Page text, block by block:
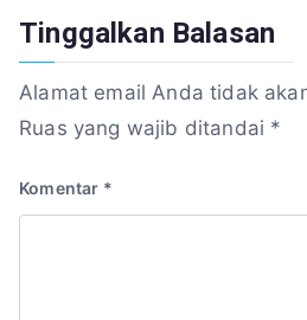
Tinggalkan Balasan
Alamat email Anda tidak
Ruas yang wajib ditandai *
Komentar *